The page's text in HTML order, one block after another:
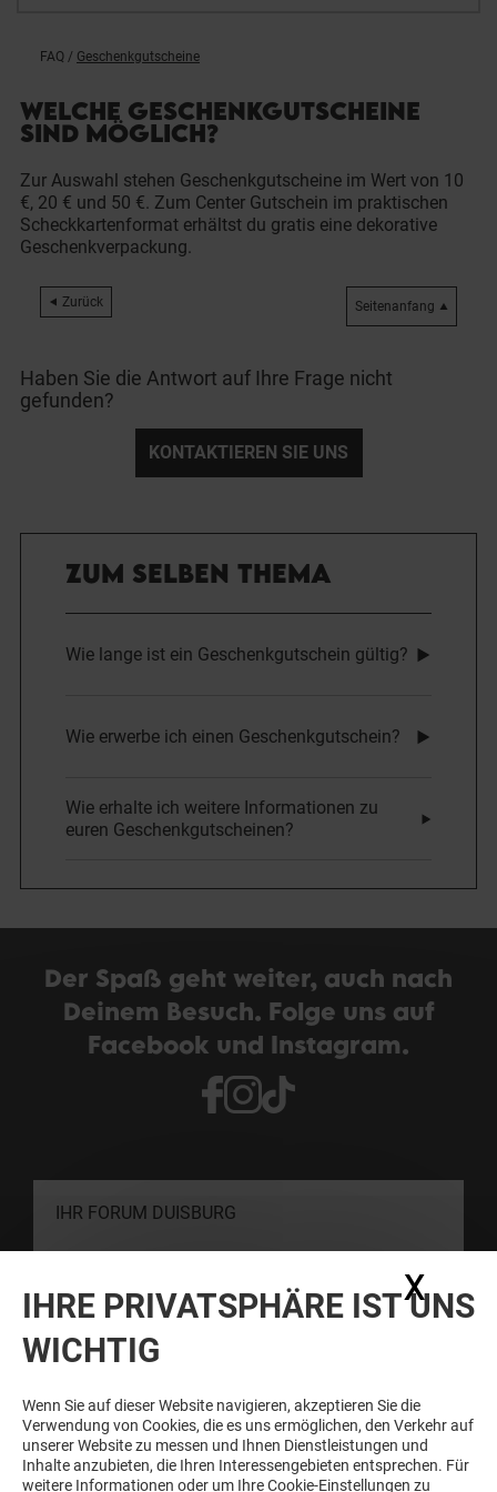
FAQ / Geschenkgutscheine
WELCHE GESCHENKGUTSCHEINE
SIND MÖGLICH?
Zur Auswahl stehen Geschenkgutscheine im Wert von 10
€, 20 € und 50 €. Zum Center Gutschein im praktischen
Scheckkartenformat erhältst du gratis eine dekorative
Geschenkverpackung.
Zurück Seitenanfang
Haben Sie die Antwort auf Ihre Frage nicht
gefunden?
KONTAKTIEREN SIE UNS
ZUM SELBEN THEMA
Wie lange ist ein Geschenkgutschein gültig?
Wie erwerbe ich einen Geschenkgutschein?
Wie erhalte ich weitere Informationen zu
euren Geschenkgutscheinen?
Der Spaß geht weiter, auch nach
Deinem Besuch. Folge uns auf
Facebook und Instagram.
IHR FORUM DUISBURG
SCHNELLER SEIN ALS DIE ANDEREN
Siehe unsere Bestimmungen zum Schutz
persönlicher Daten.
IHRE PRIVATSPHÄRE IST UNS
WICHTIG
Wenn Sie auf dieser Website navigieren, akzeptieren Sie die
Verwendung von Cookies, die es uns ermöglichen, den Verkehr auf
unserer Website zu messen und Ihnen Dienstleistungen und
Inhalte anzubieten, die Ihren Interessengebieten entsprechen. Für
weitere Informationen oder um Ihre Cookie-Einstellungen zu
X